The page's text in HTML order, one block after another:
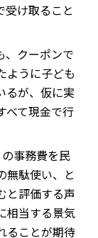
受け取ること
、クーポンで
ように子ども
るが、仮に実
べて現金で行
事務費を民
無駄使い、と
と評価する声
相当する景気
ることが期待